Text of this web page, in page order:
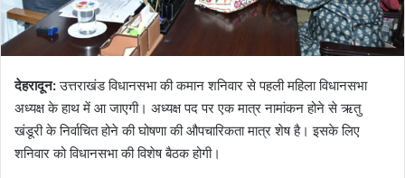
देहरादून:उत्तराखंड विधानसभा की कमान शनिवार से पहली महिला विधानसभा
अध्यक्ष के हाथ में आ जाएगी। अध्यक्ष पद पर एक मात्र नामांकन होने से ऋतु
खंडूरी के निर्वाचित होने की घोषणा की औपचारिकता मात्र शेष है। इसके लिए
शनिवार को विधानसभा की विशेष बैठक होगी।